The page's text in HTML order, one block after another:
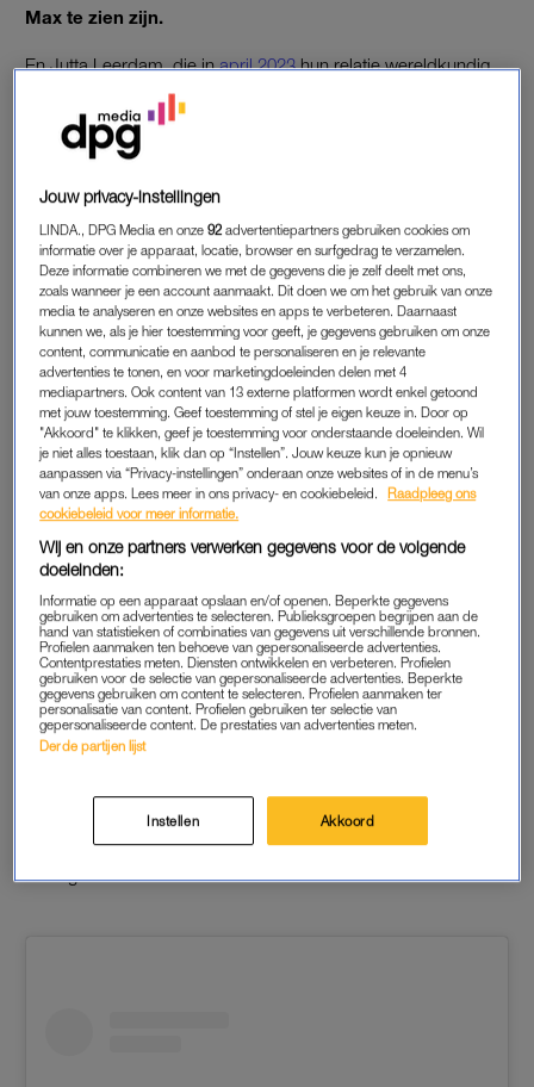
Max te zien zijn.
En Jutta Leerdam, die inapril 2023hun relatie wereldkundig
maakte, zal ook te zien zijn in de realityserie van de bekende
broers.
JUTTA LEERDAM IN REALITYSERIE JAKE
PAUL
DatJakeen Logan Paul een realityserie kregen, was eerst nog
niet helemaal duidelijk. Op hun social media werd vooral
gehint naar een boksgevecht tussen de twee. Daar zou een
persconferentie voor plaatsvinden, maar het bleek de
aankondiging van hun nieuwe realityserie.
Jutta Leerdam komt
superlatieven tekort na
gevecht van Jake Paul: 'Groots
dromen werkt'
LEES OOK
“Dit is iets waar we ons hele leven op hebben gewacht”,
vertelde Logan Paul tijdens een Instagram Live. De serie zal
vanaf eind maart te zien zijn, en ook de teaser werd al
gedropt. Daarin zie je Jutta Leerdam al een aantal keer voorbij
komen.
. Het lijkt erop dat de partners van de broers ook een
prominente rol zullen krijgen, dus grote kans dat we veel van
Jouw privacy-instellingen
LINDA., DPG Media en onze92 advertentiepartners gebruiken cookies om
informatie over je apparaat, locatie, browser en surfgedrag te verzamelen.
Deze informatie combineren we met de gegevens die je zelf deelt met ons,
zoals wanneer je een account aanmaakt. Dit doen we om het gebruik van onze
media te analyseren en onze websites en apps te verbeteren. Daarnaast
kunnen we, als je hier toestemming voor geeft, je gegevens gebruiken om onze
content, communicatie en aanbod te personaliseren en je relevante
advertenties te tonen, en voor marketingdoeleinden delen met 4
mediapartners. Ook content van 13 externe platformen wordt enkel getoond
met jouw toestemming. Geef toestemming of stel je eigen keuze in. Door op
"Akkoord" te klikken, geef je toestemming voor onderstaande doeleinden. Wil
je niet alles toestaan, klik dan op “Instellen”. Jouw keuze kun je opnieuw
aanpassen via “Privacy-instellingen” onderaan onze websites of in de menu’s
van onze apps. Lees meer in ons privacy- en cookiebeleid.
Raadpleeg ons
cookiebeleid voor meer informatie.
Wij en onze partners verwerken gegevens voor de volgende
doeleinden:
Informatie op een apparaat opslaan en/of openen. Beperkte gegevens
gebruiken om advertenties te selecteren. Publieksgroepen begrijpen aan de
hand van statistieken of combinaties van gegevens uit verschillende bronnen.
Profielen aanmaken ten behoeve van gepersonaliseerde advertenties.
Contentprestaties meten. Diensten ontwikkelen en verbeteren. Profielen
gebruiken voor de selectie van gepersonaliseerde advertenties. Beperkte
gegevens gebruiken om content te selecteren. Profielen aanmaken ter
personalisatie van content. Profielen gebruiken ter selectie van
gepersonaliseerde content. De prestaties van advertenties meten.
Derde partijen lijst
Instellen Akkoord